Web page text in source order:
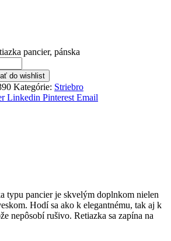
pancier, pánska
do wishlist
Kategórie: Striebro
Linkedin Pinterest Email
typu pancier je skvelým doplnkom nielen
Hodí sa ako k elegantnému, tak aj k
nepôsobí rušivo. Retiazka sa zapína na